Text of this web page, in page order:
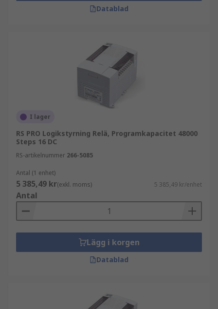
Datablad
I lager
RS PRO Logikstyrning Relä, Programkapacitet 48000
Steps 16 DC
RS-artikelnummer 266-5085
Antal (1 enhet)
5 385,49 kr(exkl. moms) 5 385,49 kr/enhet
Antal
Lägg i korgen
Datablad